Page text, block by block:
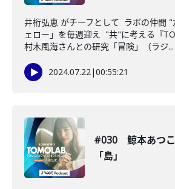
井桁弘恵 がチーフとして ラボの仲間 "
ェロー」を毎週迎え "共"に考える『
村木風海さんとの研究「冒険」（ラジ...
2024.07.22|00:55:21
#030 鯨本あつ
「島」